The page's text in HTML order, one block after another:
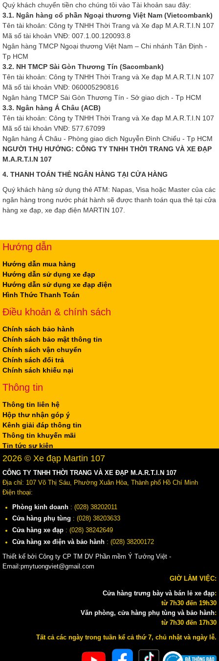
Quý khách chuyển tiền cho chúng tôi vào Tài khoản sau đây:
3.1. Ngân hàng cổ phần Ngoại thương Việt Nam (Vietcombank)
Tên tài khoản: Công ty TNHH Thời Trang và Xe đạp M.A.R.T.I.N 107
Mã số tài khoản VNĐ: 007.1.00.120093.8
Ngân hàng TMCP Ngoại thương Việt Nam – Chi nhánh Tân Định -
Tp HCM
3.2. NH TMCP Sài Gòn Thương Tín (Sacombank)
Tên tài khoản: Công ty TNHH Thời Trang và Xe đạp M.A.R.T.I.N 107
Mã số tài khoản VNĐ: 060005290816
Ngân hàng TMCP Sài Gòn Thương Tín - Sở giao dịch - Tp HCM
3.3. Ngân hàng Á Châu (ACB)
Tên tài khoản: Công ty TNHH Thời Trang và Xe đạp M.A.R.T.I.N 107
Mã số tài khoản VNĐ: 577.67099
Ngân hàng Á Châu - Phòng giao dịch Nguyễn Đình Chiểu - Tp HCM
NGƯỜI THỤ HƯỞNG: CÔNG TY TNHH THỜI TRANG VÀ XE ĐẠP
M.A.R.T.I.N 107
4. THANH TOÁN THẺ NGÂN HÀNG TẠI CỬA HÀNG
Quý khách hàng sử dụng thẻ ATM: Napas, Visa hoặc Master của các
ngân hàng trong nước phát hành sẽ được thanh toán qua thẻ tại cửa
hàng xe đạp, xe đạp điện MARTIN 107.
Hướng dẫn
Hướng dẫn mua hàng
Hướng dẫn sử dụng xe đạp
Hướng dẫn sử dụng xe đạp điện
Hình Thức Thanh Toán
Điều khoản & chính sách
Chính sách bảo hành
Chính sách bảo mật thông tin
Chính sách vận chuyển
Chính sách đổi trả
Chính sách khiếu nại
Thông tin
Thông tin liên hệ
Hộp thư nhận góp ý
Kênh giải đáp thông tin
Thông tin khuyến mãi
Tin tức sự kiện
2026 © Xe đạp Martin 107
CÔNG TY TNHH THỜI TRANG VÀ XE ĐẠP M.A.R.T.I.N 107
Địa chỉ: 107 Võ Thị Sáu, Phường Xuân Hòa, Thành phố Hồ Chí Minh
Điện thoại:
Phòng kinh doanh : (028) 38202011
Cửa hàng phụ tùng : (028) 38203633
Cửa hàng xe đạp : (028) 38242649
Cửa hàng xe điện và bảo hành : (028) 38200172
Thiết kế bởi Công ty CP TM DV Phần mềm Ý Tưởng Việt -
Email:pmytuongviet@gmail.com
GIỜ LÀM VIỆC:
Cửa hàng trưng bày và bán lẻ xe đạp:
từ 7h30 đến 19h30
Văn phòng, cửa hàng phụ tùng và bảo hành:
từ 7h30 đến 17h30
Tất cả các ngày trong tuần kể cả thứ 7, chủ nhật và ngày lễ.